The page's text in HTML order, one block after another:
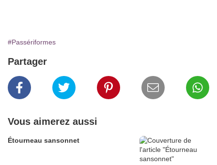
#Passériformes
Partager
Vous aimerez aussi
Étourneau sansonnet